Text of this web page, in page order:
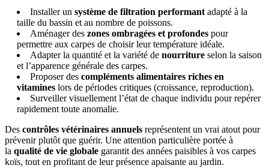
Installer un système de filtration performant adapté à la
taille du bassin et au nombre de poissons.
Aménager des zones ombragées et profondes pour
permettre aux carpes de choisir leur température idéale.
Adapter la quantité et la variété de nourriture selon la saison
et l’apparence générale des carpes.
Proposer des compléments alimentaires riches en
vitamines lors de périodes critiques (croissance, reproduction).
Surveiller visuellement l’état de chaque individu pour repérer
rapidement toute anomalie.
Des contrôles vétérinaires annuels représentent un vrai atout pour
prévenir plutôt que guérir. Une attention particulière portée à
la qualité de vie globale garantit des années paisibles à vos carpes
koïs, tout en profitant de leur présence apaisante au jardin.